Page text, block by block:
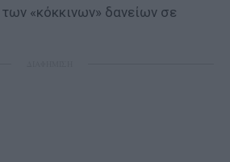
«κόκκινων» δανείων σε